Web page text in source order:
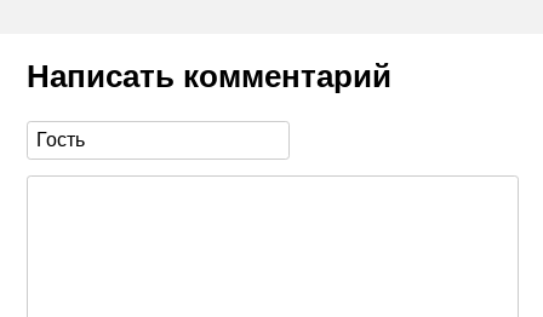
Написать комментарий